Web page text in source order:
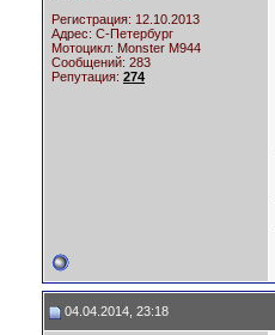
Регистрация: 12.10.2013
Адрес: С-Петербург
Мотоцикл: Monster M944
Сообщений: 283
Репутация: 274
04.04.2014, 23:18